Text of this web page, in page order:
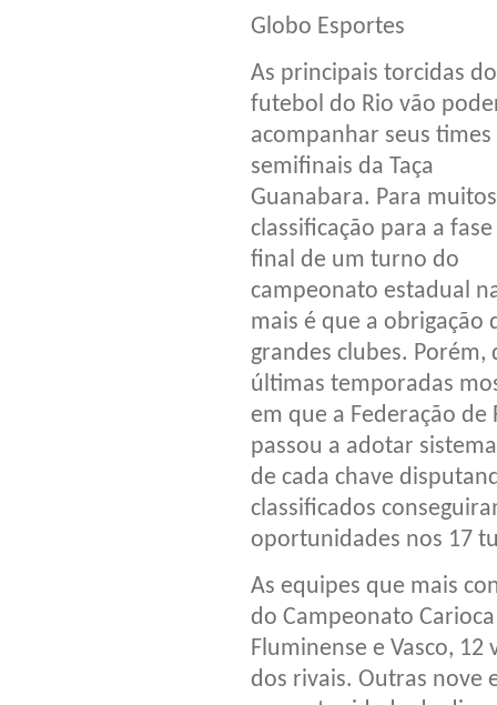
Globo Esportes
As principais torcidas do
futebol do Rio vão
acompanhar seus times
semifinais da Taça
Guanabara. Para
classificação para a fase
final de um turno do
campeonato estadual
mais é que a obrigação
grandes clubes.
últimas temporadas
em que a Federação
passou a adotar
de cada chave
classificados
oportunidades nos 17
As equipes que mais
do Campeonato
Fluminense e Vasco,
dos rivais. Outras nove